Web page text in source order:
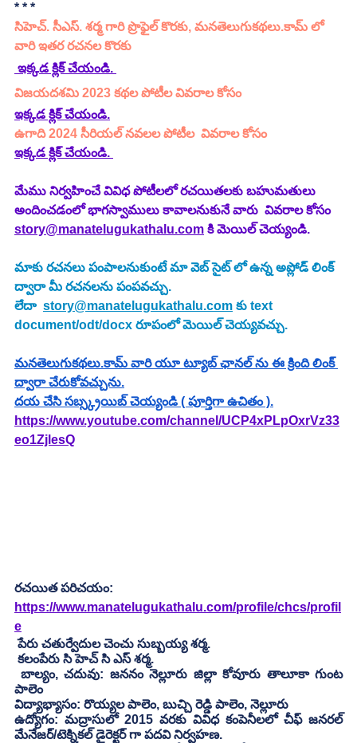
* * *
సిహెచ్. సీఎస్. శర్మ గారి ప్రొఫైల్ కొరకు, మనతెలుగుకథలు.కామ్ లో
వారి ఇతర రచనల కొరకు
ఇక్కడ క్లిక్ చేయండి.
విజయదశమి 2023 కథల పోటీల వివరాల కోసం
ఇక్కడ క్లిక్ చేయండి.
ఉగాది 2024 సీరియల్ నవలల పోటీల  వివరాల కోసం
ఇక్కడ క్లిక్ చేయండి.
మేము నిర్వహించే వివిధ పోటీలలో రచయితలకు బహుమతులు
అందించడంలో భాగస్వాములు కావాలనుకునే వారు  వివరాల కోసం
story@manatelugukathalu.com కి మెయిల్ చెయ్యండి.
మాకు రచనలు పంపాలనుకుంటే మా వెబ్ సైట్ లో ఉన్న అప్లోడ్ లింక్
ద్వారా మీ రచనలను పంపవచ్చు.
లేదా story@manatelugukathalu.com కు text
document/odt/docx రూపంలో మెయిల్ చెయ్యవచ్చు.
మనతెలుగుకథలు.కామ్ వారి యూ ట్యూబ్ ఛానల్ ను ఈ క్రింది లింక్
ద్వారా చేరుకోవచ్చును.
దయ చేసి సబ్స్క్రయిబ్ చెయ్యండి ( పూర్తిగా ఉచితం ).
https://www.youtube.com/channel/UCP4xPLpOxrVz33
eo1ZjlesQ
రచయిత పరిచయం:
https://www.manatelugukathalu.com/profile/chcs/profil
e
పేరు చతుర్వేదుల చెంచు సుబ్బయ్య శర్మ.
కలంపేరు సి హెచ్ సి ఎస్ శర్మ.
పాలెం
విద్యాభ్యాసం: రొయ్యల పాలెం, బుచ్చి రెడ్డి పాలెం, నెల్లూరు
ఉద్యోగం: మద్రాసులో 2015 వరకు వివిధ కంపెనీలలో చీఫ్ జనరల్
మేనేజర్/టెక్నికల్ డైరెక్టర్ గా పదవి నిర్వహణ.